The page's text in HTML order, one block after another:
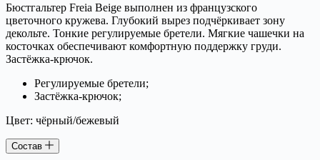
Бюстгальтер Freia Beige выполнен из французского
цветочного кружева. Глубокий вырез подчёркивает зону
декольте. Тонкие регулируемые бретели. Мягкие чашечки на
косточках обеспечивают комфортную поддержку груди.
Застёжка-крючок.
Регулируемые бретели;
Застёжка-крючок;
Цвет: чёрный/бежевый
Состав